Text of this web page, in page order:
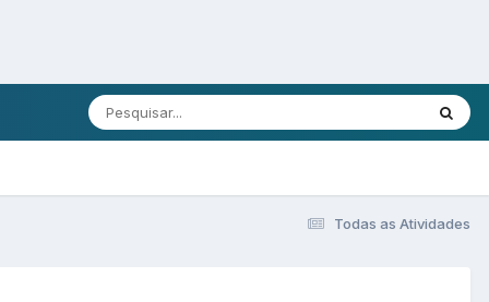
Todas as Atividades